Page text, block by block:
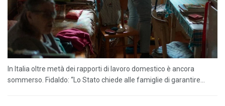
In Italia oltre metà dei rapporti di lavoro domestico è ancora
sommerso. Fidaldo: “Lo Stato chiede alle famiglie di garantire...